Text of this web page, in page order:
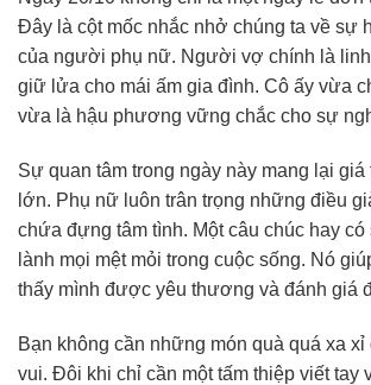
Đây là cột mốc nhắc nhở chúng ta về sự
của người phụ nữ. Người vợ chính là
giữ lửa cho mái ấm gia đình. Cô ấy vừa
vừa là hậu phương vững chắc cho sự
Sự quan tâm trong ngày này mang lại giá
lớn. Phụ nữ luôn trân trọng những điều
chứa đựng tâm tình. Một câu chúc hay
lành mọi mệt mỏi trong cuộc sống. Nó
thấy mình được yêu thương và đánh giá
Bạn không cần những món quà quá xa xỉ
vui. Đôi khi chỉ cần một tấm thiệp viết tay